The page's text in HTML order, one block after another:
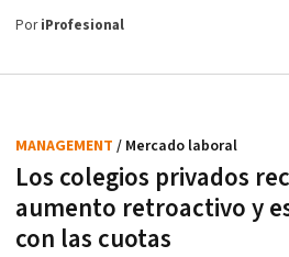
PoriProfesional
Los colegios privados
aumento retroactivo y
con las cuotas
MANAGEMENT / Mercado laboral